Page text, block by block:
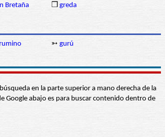
Bretaña ❒ greda
➳ gurú
en la parte superior a mano derecha de la
Google abajo es para buscar contenido dentro de